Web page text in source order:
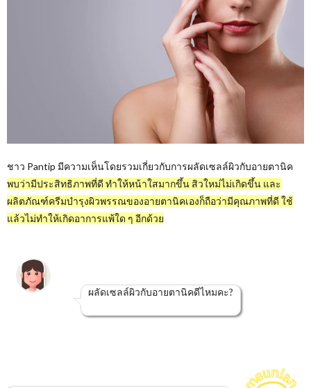
ชาว Pantip มีความเห็นโดยรวมเกี่ยวกับการผลัดเซลล์ผิวกับอายตานิค
พบว่ามีประสิทธิภาพที่ดี ทำให้หน้าใสมากขึ้น สิวใหม่ไม่เกิดขึ้น และ
ผลิตภัณฑ์ครีมบำรุงผิวพรรณของอายตานิคเองก็ถือว่ามีคุณภาพที่ดี ใช้
แล้วไม่ทำให้เกิดอาการแพ้ใด ๆ อีกด้วย
ผลัดเซลล์ผิวกับอายตานิคดีไหมคะ?